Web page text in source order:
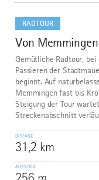
RADTOUR
10
Von
Gemütliche Radtour,
Passieren der
beginnt. Auf
Memmingen fast bis
Steigung der Tour
Streckenabschnitt
DISTANZ
31,2 km
AUFSTIEG
dazu